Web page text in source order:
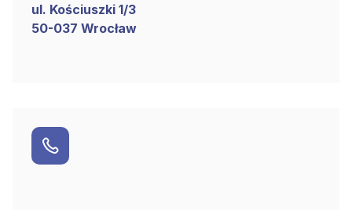
ul. Kościuszki 1/3
50-037 Wrocław